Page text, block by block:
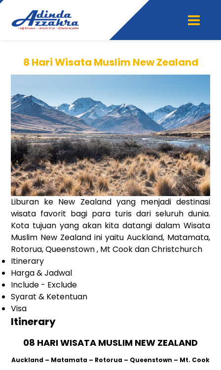
8 Hari Wisata Muslim New Zealand
Liburan ke New Zealand yang menjadi destinasi
wisata favorit bagi para turis dari seluruh dunia.
Kota tujuan yang akan kita datangi dalam Wisata
Muslim New Zealand ini yaitu Auckland, Matamata,
Rotorua, Queenstown , Mt Cook dan Christchurch
Itinerary
Harga & Jadwal
Include - Exclude
Syarat & Ketentuan
Visa
Itinerary
08 HARI WISATA MUSLIM NEW ZEALAND
Auckland – Matamata – Rotorua – Queenstown – Mt. Cook